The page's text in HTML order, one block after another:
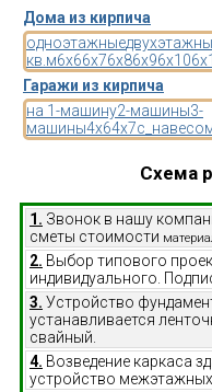
Дома из кирпича
одноэтажные
кв.м6x66x76x86x96x10
Гаражи из кирпича
на 1-машину2-машины3-
машины4x64x7
Схема
1. Звонок в нашу
сметы стоимости
2. Выбор типового
индивидуального.
3. Устройство
устанавливается
свайный.
4. Возведение каркаса
устройство межэтажных